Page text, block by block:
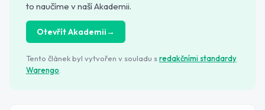
to naučíme v naší Akademii.
Otevřít Akademii→
Tento článek byl vytvořen v souladu sredakčními standardy
Warengo